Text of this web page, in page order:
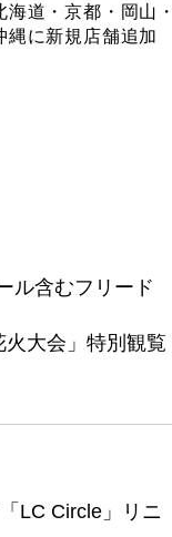
大
ル含むフリード
大会」特別観覧
LC Circle」リニ